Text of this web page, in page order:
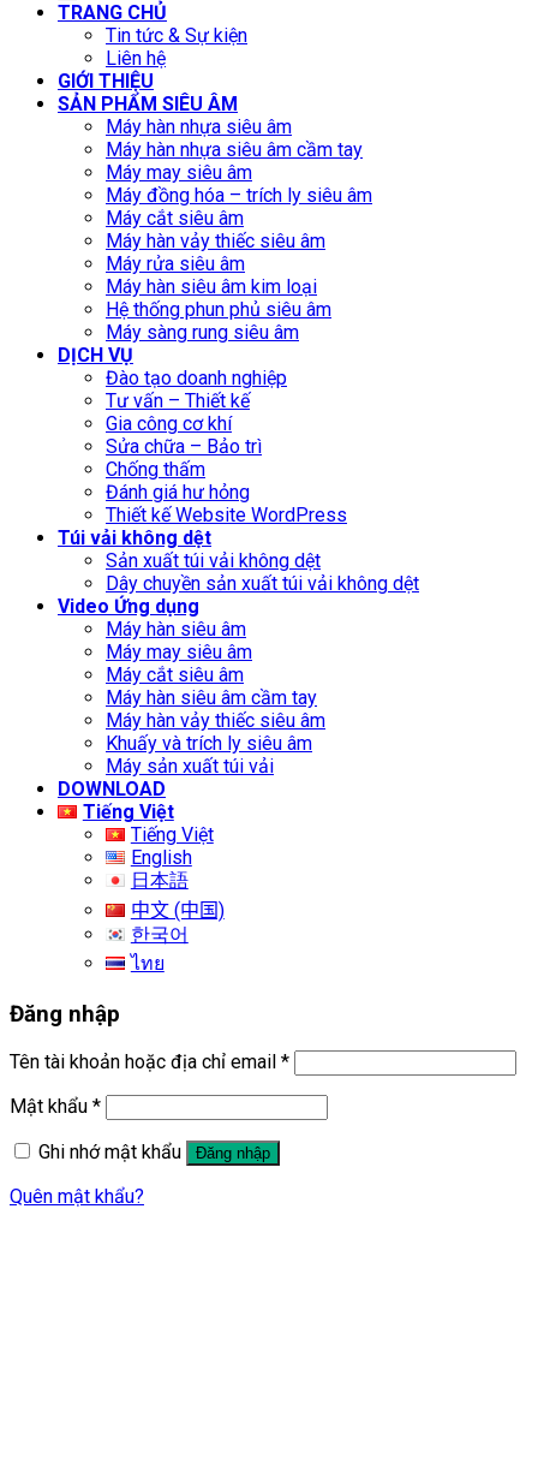
TRANG CHỦ
Tin tức & Sự kiện
Liên hệ
GIỚI THIỆU
SẢN PHẨM SIÊU ÂM
Máy hàn nhựa siêu âm
Máy hàn nhựa siêu âm cầm tay
Máy may siêu âm
Máy đồng hóa – trích ly siêu âm
Máy cắt siêu âm
Máy hàn vảy thiếc siêu âm
Máy rửa siêu âm
Máy hàn siêu âm kim loại
Hệ thống phun phủ siêu âm
Máy sàng rung siêu âm
DỊCH VỤ
Đào tạo doanh nghiệp
Tư vấn – Thiết kế
Gia công cơ khí
Sửa chữa – Bảo trì
Chống thấm
Đánh giá hư hỏng
Thiết kế Website WordPress
Túi vải không dệt
Sản xuất túi vải không dệt
Dây chuyền sản xuất túi vải không dệt
Video Ứng dụng
Máy hàn siêu âm
Máy may siêu âm
Máy cắt siêu âm
Máy hàn siêu âm cầm tay
Máy hàn vảy thiếc siêu âm
Khuấy và trích ly siêu âm
Máy sản xuất túi vải
DOWNLOAD
Tiếng Việt
Tiếng Việt
English
日本語
中文 (中国)
한국어
ไทย
Đăng nhập
Tên tài khoản hoặc địa chỉ email *
Mật khẩu *
Ghi nhớ mật khẩu
Đăng nhập
Quên mật khẩu?